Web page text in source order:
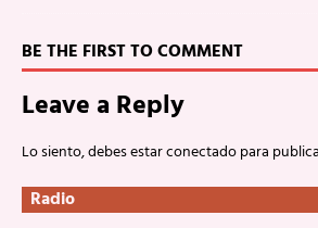
BE THE FIRST TO COMMENT
Leave a Reply
Lo siento, debes estarconectadopara
Radio